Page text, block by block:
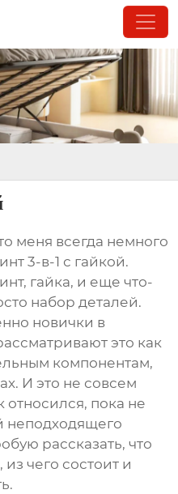
меня всегда немного
3-в-1 с гайкой.
гайка, и еще что-
набор деталей.
новички в
это как
компонентам,
И это не совсем
относился, пока не
неподходящего
рассказать, что
чего состоит и